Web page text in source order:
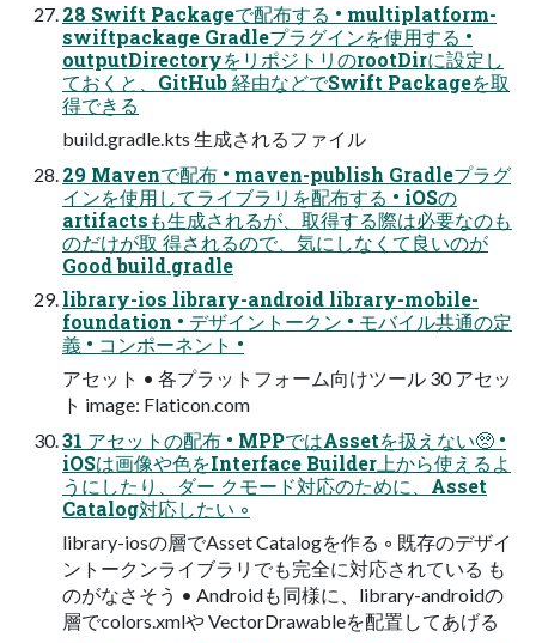
28 Swift Packageで配布する • multiplatform-
swiftpackage Gradleプラグインを使用する •
outputDirectoryをリポジトリのrootDirに設定し
ておくと、GitHub 経由などでSwift Packageを取
得できる
build.gradle.kts 生成されるファイル
29 Mavenで配布 • maven-publish Gradleプラグ
インを使用してライブラリを配布する • iOSの
artifactsも生成されるが、取得する際は必要なのも
のだけが取 得されるので、気にしなくて良いのが
Good build.gradle
library-ios library-android library-mobile-
foundation • デザイントークン • モバイル共通の定
義 • コンポーネント •
アセット • 各プラットフォーム向けツール 30 アセッ
ト image: Flaticon.com
31 アセットの配布 • MPPではAssetを扱えない🥺 •
iOSは画像や色をInterface Builder上から使えるよ
うにしたり、ダー クモード対応のために、Asset
Catalog対応したい ◦
library-iosの層でAsset Catalogを作る ◦ 既存のデザイ
ントークンライブラリでも完全に対応されている も
のがなさそう • Androidも同様に、library-androidの
層でcolors.xmlや VectorDrawableを配置してあげる